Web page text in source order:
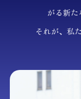
がる新た
それが、私